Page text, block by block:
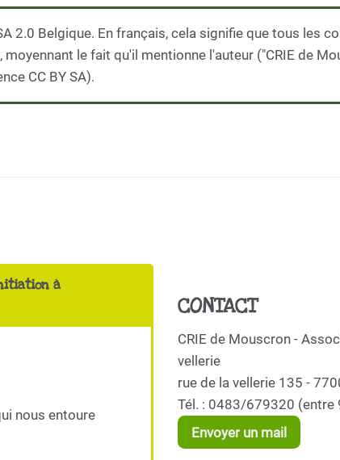
2.0 Belgique. En français, cela signifie que tous les
le fait qu'il mentionne l'auteur ("CRIE de
CC BY SA).
à
nous entoure
CONTACT
CRIE de Mouscron -
vellerie
rue de la vellerie 135 -
Tél. : 0483/679320 (entre
Envoyer un mail